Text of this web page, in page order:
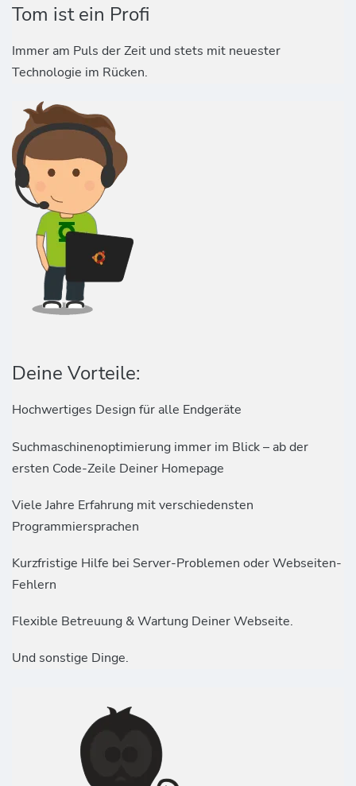
Tom ist ein Profi
Immer am Puls der Zeit und stets mit neuester
Technologie im Rücken.
Deine Vorteile:
Hochwertiges Design für alle Endgeräte
Suchmaschinenoptimierung immer im Blick – ab der
ersten Code-Zeile Deiner Homepage
Viele Jahre Erfahrung mit verschiedensten
Programmiersprachen
Kurzfristige Hilfe bei Server-Problemen oder Webseiten-
Fehlern
Flexible Betreuung & Wartung Deiner Webseite.
Und sonstige Dinge.